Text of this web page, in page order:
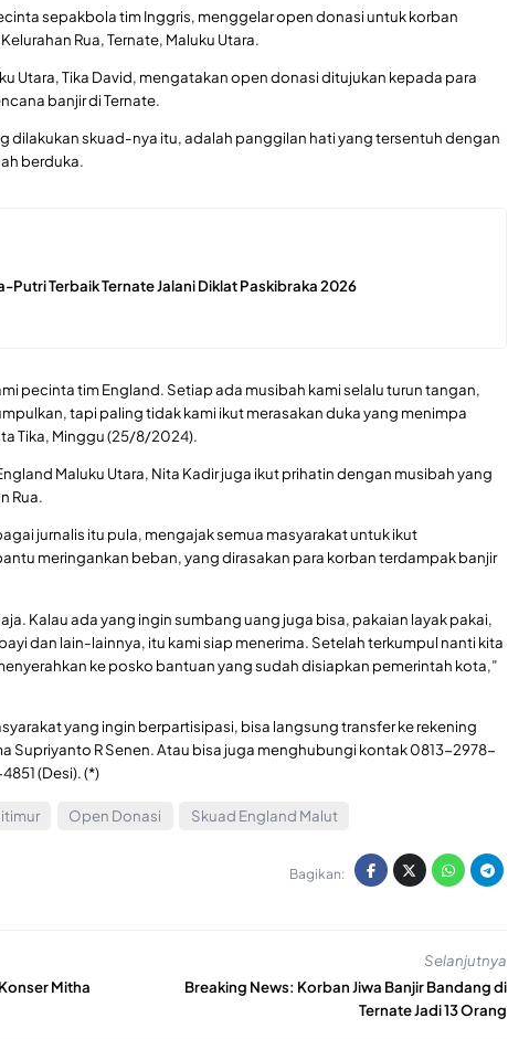
sepakbola tim Inggris, menggelar open donasi untuk korban
Rua, Ternate, Maluku Utara.
Utara, Tika David, mengatakan open donasi ditujukan kepada para
banjir di Ternate.
dilakukan skuad-nya itu, adalah panggilan hati yang tersentuh dengan
berduka.
Putri Terbaik Ternate Jalani Diklat Paskibraka 2026
pecinta tim England. Setiap ada musibah kami selalu turun tangan,
tapi paling tidak kami ikut merasakan duka yang menimpa
Tika, Minggu (25/8/2024).
Maluku Utara, Nita Kadir juga ikut prihatin dengan musibah yang
Rua.
jurnalis itu pula, mengajak semua masyarakat untuk ikut
meringankan beban, yang dirasakan para korban terdampak banjir
Kalau ada yang ingin sumbang uang juga bisa, pakaian layak pakai,
dan lain-lainnya, itu kami siap menerima. Setelah terkumpul nanti kita
ke posko bantuan yang sudah disiapkan pemerintah kota,”
yang ingin berpartisipasi, bisa langsung transfer ke rekening
Supriyanto R Senen. Atau bisa juga menghubungi kontak 0813-2978-
(Desi). (*)
Open Donasi Skuad England Malut
Bagikan:
Mitha
Selanjutnya
Breaking News: Korban Jiwa Banjir Bandang di
Ternate Jadi 13 Orang